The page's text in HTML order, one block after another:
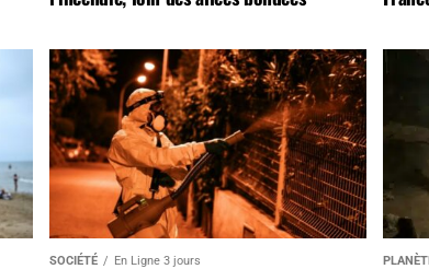
SOCIÉTÉ En Ligne 3 jours